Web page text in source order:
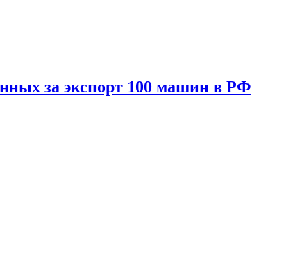
за экспорт 100 машин в РФ